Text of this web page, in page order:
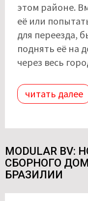
этом районе.
её или
для переезда,
поднять её на
через весь
читать далее
MODULAR
СБОРНОГО
БРАЗИЛИИ